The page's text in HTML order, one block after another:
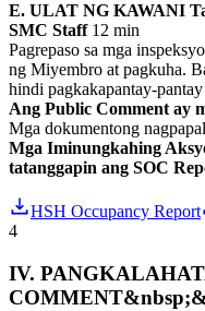
E. ULAT NG KAWANI
SMC Staff12 min
Pagrepaso sa mga
ng Miyembro at pagkuha.
hindi pagkakapantay-
Ang Public Comment ay
Mga dokumentong
Mga Iminungkahing
tatanggapin ang SOC
HSH Occupancy Report
4
IV.